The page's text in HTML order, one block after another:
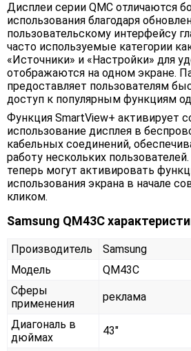
Дисплеи серии QMC отличаются
использования благодаря
пользовательскому интерфейсу
часто используемые категории
«Источники» и «Настройки» для
отображаются на одном экране.
предоставляет пользователям
доступ к популярным функциям
Функция SmartView+ активирует
использование дисплея в
кабельных соединений,
работу нескольких
теперь могут активировать
использования экрана в начале
кликом.
Samsung QM43C
Производитель
Samsung
Модель
QM43C
Сферы
применения
реклама
Диагональ в
дюймах
43"